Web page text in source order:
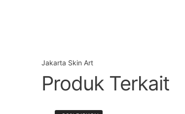
Jakarta Skin Art
Produk Terkait